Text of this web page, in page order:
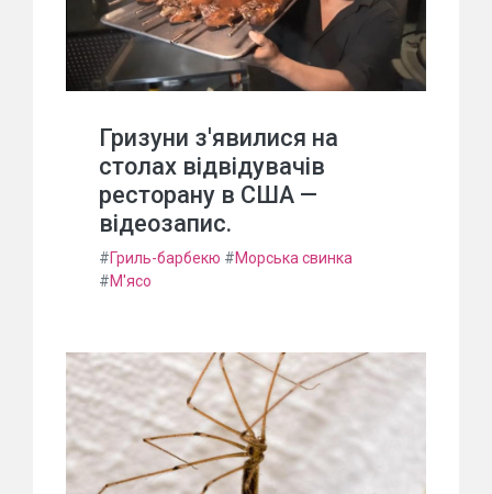
Гризуни з'явилися на
столах відвідувачів
ресторану в США —
відеозапис.
#Гриль-барбекю #Морська свинка
#М'ясо